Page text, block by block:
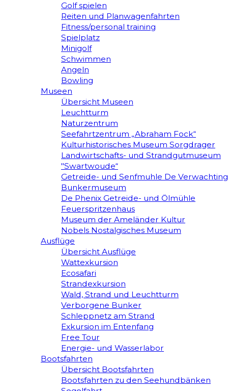
Golf spielen
Reiten und Planwagenfahrten
Fitness/personal training
Spielplatz
Minigolf
Schwimmen
Angeln
Bowling
Museen
Übersicht Museen
Leuchtturm
Naturzentrum
Seefahrtzentrum „Abraham Fock“
Kulturhistorisches Museum Sorgdrager
Landwirtschafts- und Strandgutmuseum
"Swartwoude“
Getreide- und Senfmuhle De Verwachting
Bunkermuseum
De Phenix Getreide- und Ölmühle
Feuerspritzenhaus
Museum der Ameländer Kultur
Nobels Nostalgisches Museum
Ausflüge
Übersicht Ausflüge
Wattexkursion
Ecosafari
Strandexkursion
Wald, Strand und Leuchtturm
Verborgene Bunker
Schleppnetz am Strand
Exkursion im Entenfang
Free Tour
Energie- und Wasserlabor
Bootsfahrten
Übersicht Bootsfahrten
Bootsfahrten zu den Seehundbänken